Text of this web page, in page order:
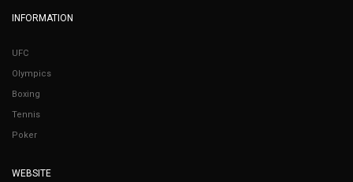
INFORMATION
UFC
Olympics
Boxing
Tennis
Poker
WEBSITE